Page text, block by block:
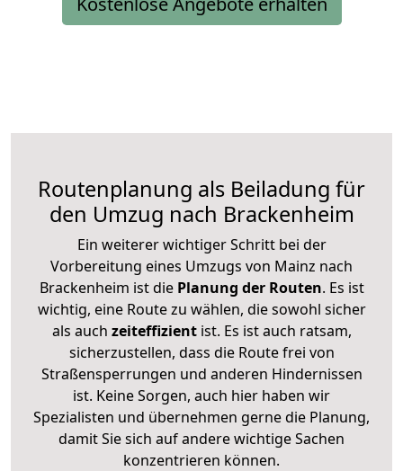
Routenplanung als Beiladung für
den Umzug nach Brackenheim
Ein weiterer wichtiger Schritt bei der
Vorbereitung eines Umzugs von Mainz nach
Brackenheim ist diePlanung der Routen. Es ist
wichtig, eine Route zu wählen, die sowohl sicher
als auch zeiteffizientist. Es ist auch ratsam,
sicherzustellen, dass die Route frei von
Straßensperrungen und anderen Hindernissen
ist. Keine Sorgen, auch hier haben wir
Spezialisten und übernehmen gerne die Planung,
damit Sie sich auf andere wichtige Sachen
konzentrieren können.